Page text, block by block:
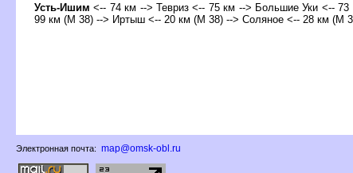
Усть-Ишим <-- 74 км --> Тевриз <-- 75 км --> Большие Уки <--
99 км (М 38) --> Иртыш <-- 20 км (М 38) --> Соляное <-- 28 км (М
Электронная почта: map@omsk-obl.ru